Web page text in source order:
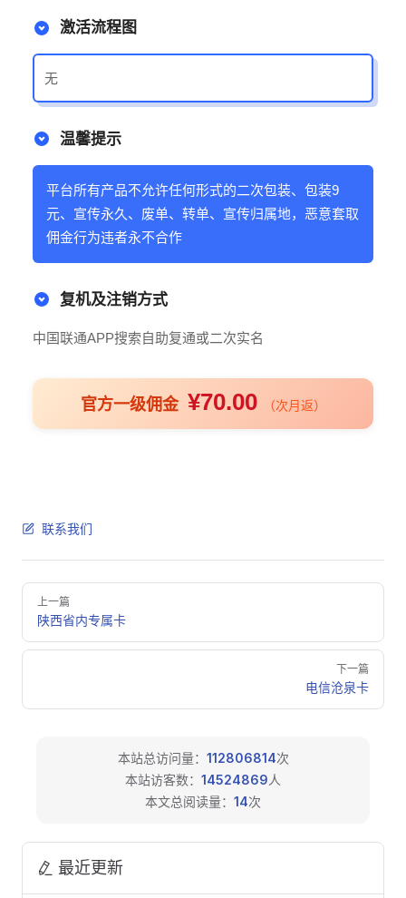
激活流程图
无
温馨提示
平台所有产品不允许任何形式的二次包装、包装9
元、宣传永久、废单、转单、宣传归属地，恶意套取
佣金行为违者永不合作
复机及注销方式
中国联通APP搜索自助复通或二次实名
官方一级佣金 ¥70.00 （次月返）
联系我们
Pager
上一篇
陕西省内专属卡
下一篇
电信沧泉卡
本站总访问量： 112806814次
本站访客数： 14524869人
本文总阅读量： 14次
最近更新